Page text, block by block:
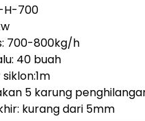
H-700
700-800kg/h
40 buah
5 karung
kurang dari 5mm